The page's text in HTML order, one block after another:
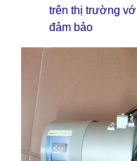
trên thị trường
đảm bảo